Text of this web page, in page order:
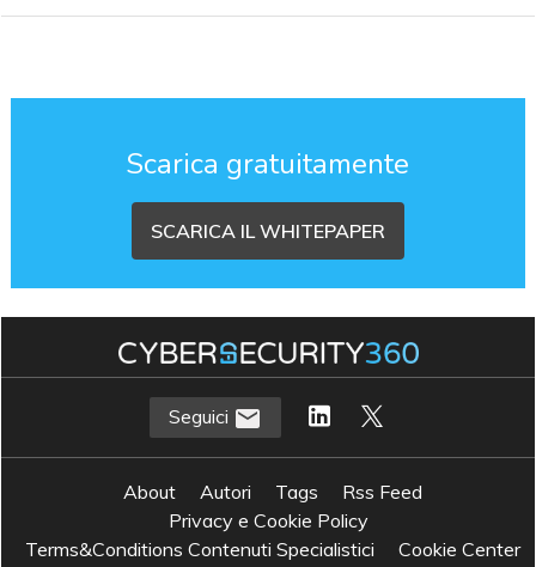
Scarica gratuitamente
SCARICA IL WHITEPAPER
Seguici
About Autori Tags
Rss Feed
Privacy e Cookie Policy
Terms&Conditions Contenuti Specialistici
Cookie Center